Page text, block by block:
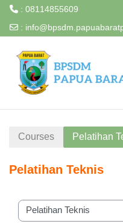
: 08114855609
:
Courses Pelatihan
Pelatihan Teknis
Course categories